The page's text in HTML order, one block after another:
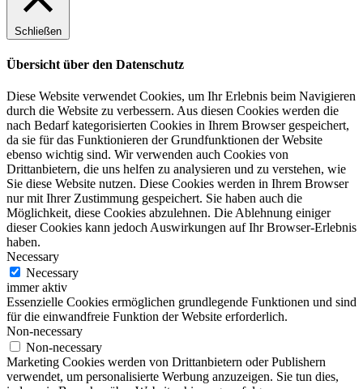
Schließen
Übersicht über den Datenschutz
Diese Website verwendet Cookies, um Ihr Erlebnis beim Navigieren
durch die Website zu verbessern. Aus diesen Cookies werden die
nach Bedarf kategorisierten Cookies in Ihrem Browser gespeichert,
da sie für das Funktionieren der Grundfunktionen der Website
ebenso wichtig sind. Wir verwenden auch Cookies von
Drittanbietern, die uns helfen zu analysieren und zu verstehen, wie
Sie diese Website nutzen. Diese Cookies werden in Ihrem Browser
nur mit Ihrer Zustimmung gespeichert. Sie haben auch die
Möglichkeit, diese Cookies abzulehnen. Die Ablehnung einiger
dieser Cookies kann jedoch Auswirkungen auf Ihr Browser-Erlebnis
haben.
Necessary
Necessary
immer aktiv
Essenzielle Cookies ermöglichen grundlegende Funktionen und sind
für die einwandfreie Funktion der Website erforderlich.
Non-necessary
Non-necessary
Marketing Cookies werden von Drittanbietern oder Publishern
verwendet, um personalisierte Werbung anzuzeigen. Sie tun dies,